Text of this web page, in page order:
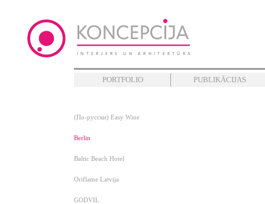
PORTFOLIO PUBLIKĀCIJAS
(По-русски) Easy Wine
Berlin
Baltic Beach Hotel
Oriflame Latvija
GODVIL